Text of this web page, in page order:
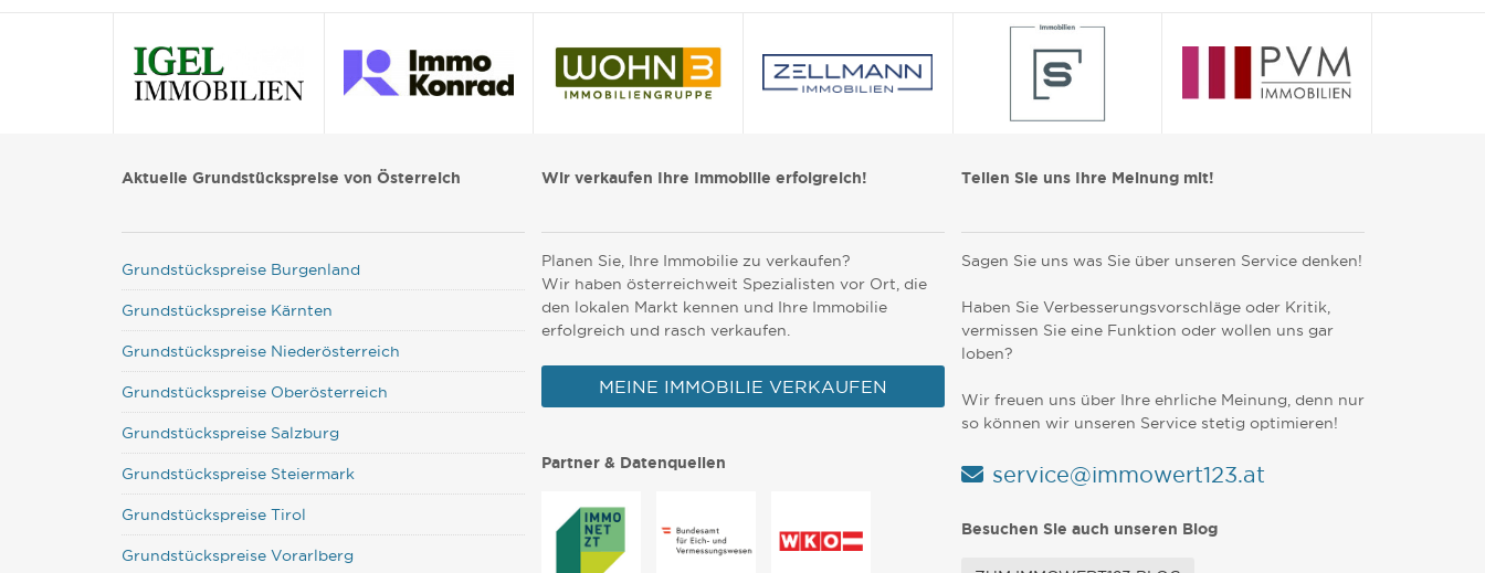
Aktuelle Grundstückspreise von Österreich
Grundstückspreise Burgenland
Grundstückspreise Kärnten
Grundstückspreise Niederösterreich
Grundstückspreise Oberösterreich
Grundstückspreise Salzburg
Grundstückspreise Steiermark
Grundstückspreise Tirol
Grundstückspreise Vorarlberg
Wir verkaufen Ihre Immobilie erfolgreich!
Planen Sie, Ihre Immobilie zu verkaufen?
Wir haben österreichweit Spezialisten vor Ort, die
den lokalen Markt kennen und Ihre Immobilie
erfolgreich und rasch verkaufen.
MEINE IMMOBILIE VERKAUFEN
Partner & Datenquellen
Teilen Sie uns Ihre Meinung mit!
Sagen Sie uns was Sie über unseren Service denken!
Haben Sie Verbesserungsvorschläge oder Kritik,
vermissen Sie eine Funktion oder wollen uns gar
loben?
Wir freuen uns über Ihre ehrliche Meinung, denn nur
so können wir unseren Service stetig optimieren!
service@immowert123.at
Besuchen Sie auch unseren Blog